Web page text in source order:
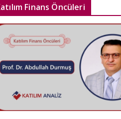
Finans Öncüleri